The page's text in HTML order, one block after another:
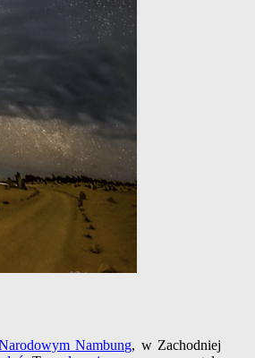
Nambung, w Zachodniej